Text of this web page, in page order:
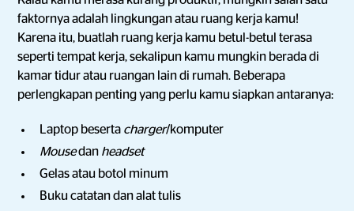
faktornya adalah lingkungan atau ruang kerja kamu!
Karena itu, buatlah ruang kerja kamu betul-betul terasa
seperti tempat kerja, sekalipun kamu mungkin berada di
kamar tidur atau ruangan lain di rumah. Beberapa
perlengkapan penting yang perlu kamu siapkan antaranya:
Laptop beserta charger/komputer
Mousedan headset
Gelas atau botol minum
Buku catatan dan alat tulis